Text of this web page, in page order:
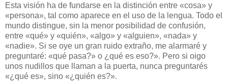
Esta visión ha de fundarse en la distinción entre «cosa» y
«persona», tal como aparece en el uso de la lengua. Todo el
mundo distingue, sin la menor posibilidad de confusión,
entre «qué» y «quién», «algo» y «alguien», «nada» y
«nadie». Si se oye un gran ruido extraño, me alarmaré y
preguntaré: «qué pasa?» o ¿qué es eso?». Pero si oigo
unos nudillos que llaman a la puerta, nunca preguntarés
«¿qué es», sino «¿quién es?».